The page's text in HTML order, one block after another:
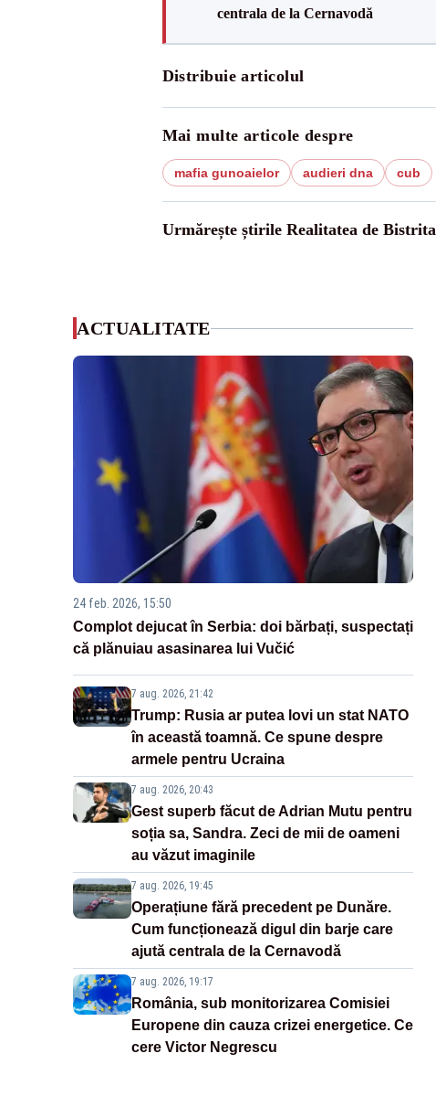
centrala de la Cernavodă
Distribuie articolul
Mai multe articole despre
mafia gunoaielor audieri dna cub
Urmărește știrile Realitatea de
ACTUALITATE
24 feb. 2026, 15:50
Complot dejucat în Serbia: doi bărbați, suspectați
că plănuiau asasinarea lui Vučić
7 aug. 2026, 21:42
Trump: Rusia ar putea lovi un stat NATO
în această toamnă. Ce spune despre
armele pentru Ucraina
7 aug. 2026, 20:43
Gest superb făcut de Adrian Mutu pentru
soția sa, Sandra. Zeci de mii de oameni
au văzut imaginile
7 aug. 2026, 19:45
Operațiune fără precedent pe Dunăre.
Cum funcționează digul din barje care
ajută centrala de la Cernavodă
7 aug. 2026, 19:17
România, sub monitorizarea Comisiei
Europene din cauza crizei energetice. Ce
cere Victor Negrescu